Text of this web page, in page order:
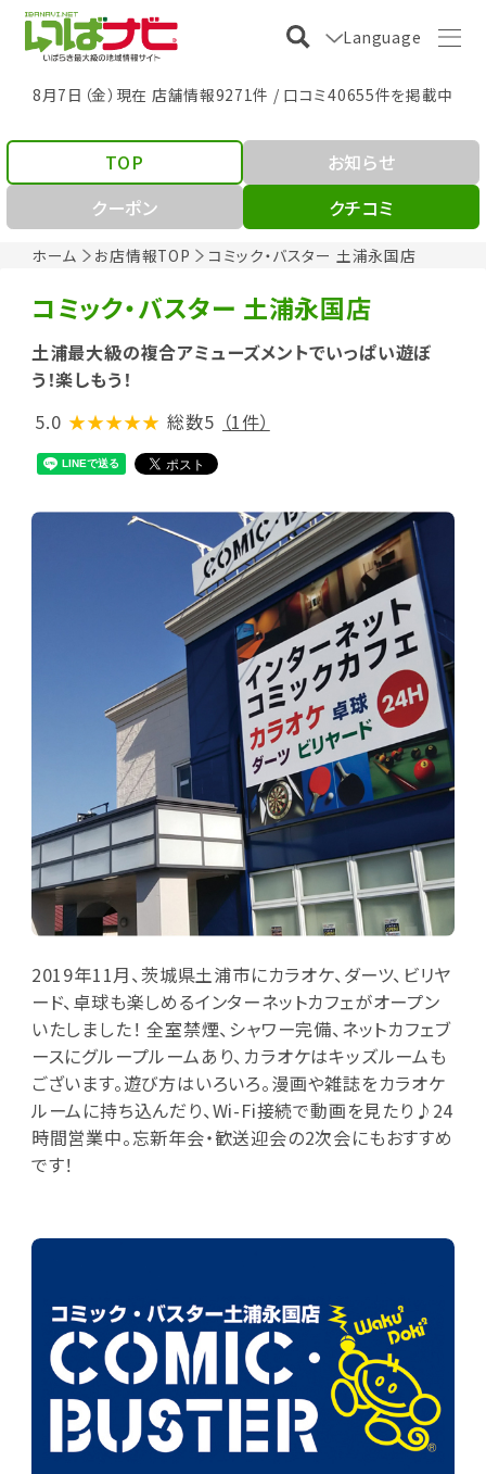
Language
8月7日（金）現在 店舗情報9271件 / 口コミ40655件を掲載中
ホーム お店情報TOP コミック・バスター 土浦永国店
TOP
お知らせ
クーポン
クチコミ
コミック・バスター 土浦永国店
土浦最大級の複合アミューズメントでいっぱい遊ぼ
う！楽しもう！
5.0 ★★★★★ 総数5 （1件）
2019年11月、茨城県土浦市にカラオケ、ダーツ、ビリヤ
ード、卓球も楽しめるインターネットカフェがオープン
いたしました！ 全室禁煙、シャワー完備、ネットカフェブ
ースにグループルームあり、カラオケはキッズルームも
ございます。遊び方はいろいろ。漫画や雑誌をカラオケ
ルームに持ち込んだり、Wi-Fi接続で動画を見たり♪24
時間営業中。忘新年会・歓送迎会の2次会にもおすすめ
です！